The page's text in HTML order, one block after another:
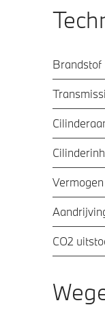
Brandstof
Vermogen
CO2